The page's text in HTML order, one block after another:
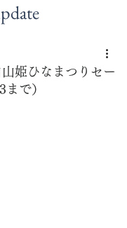
姫ひなまつりセー
で）